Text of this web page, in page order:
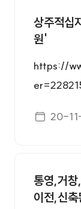
일한 A등
평가는 권
지역응급
스의 질 향
고 있다.
성(전담의
절성, 응급
상주적십
원'
https://
게시
20-
통영,거
이전,신축